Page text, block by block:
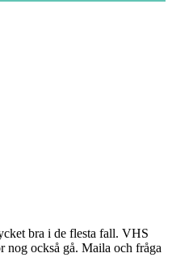
bra i de flesta fall. VHS
också gå. Maila och fråga